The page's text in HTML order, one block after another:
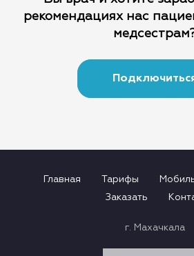
рекомендациях нас
Главная Тарифы
Заказать
г. Махачкала